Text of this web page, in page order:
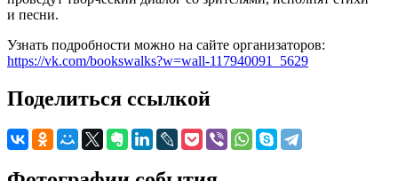
и песни.
Узнать подробности можно на сайте организаторов:
https://vk.com/bookswalks?w=wall-117940091_5629
Поделиться ссылкой